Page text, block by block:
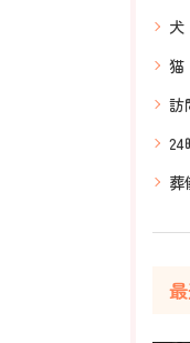
犬
猫
訪
24
葬